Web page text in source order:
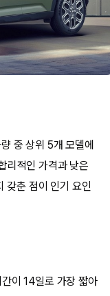
중 상위 5개 모델에
리적인 가격과 낮은
갖춘 점이 인기 요인
이 14일로 가장 짧아